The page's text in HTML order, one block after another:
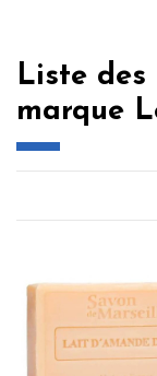
Liste
marque